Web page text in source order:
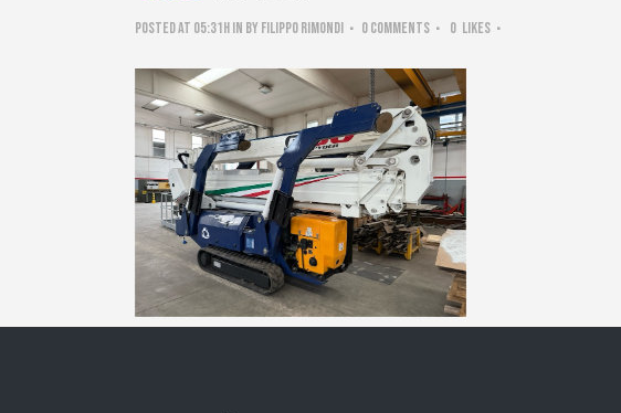
Posted at 05:31hin by Filippo Rimondi 0 Comments 0 Likes